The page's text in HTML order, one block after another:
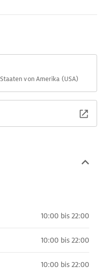
Nicht nur bei schlechtem
7D Ride Experience. Ganz
von San Francisco:
von Amerika (USA)
10:00 bis 22:00
10:00 bis 22:00
10:00 bis 22:00